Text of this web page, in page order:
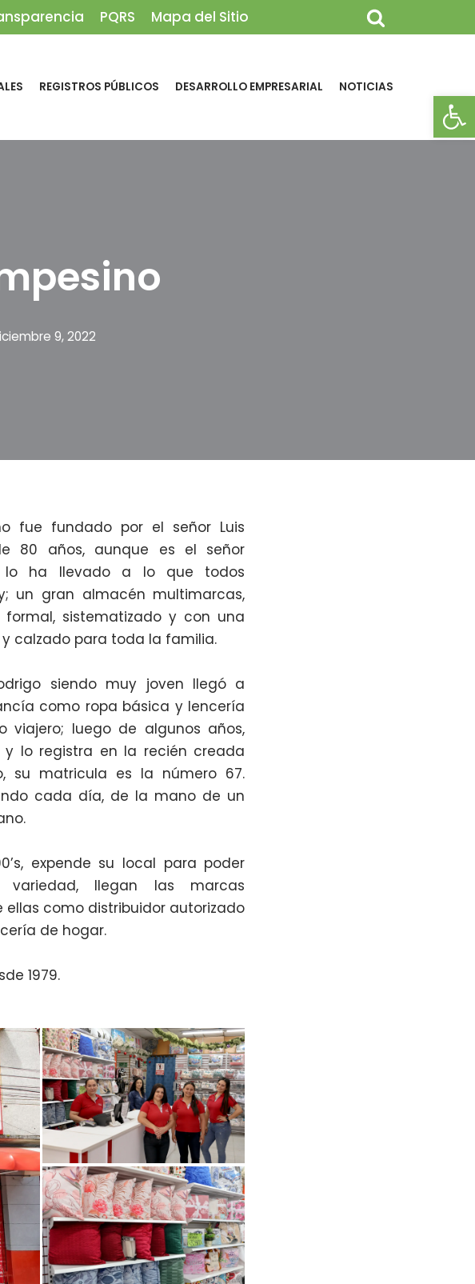
PQRS Mapa del Sitio
REGISTROS PÚBLICOS DESARROLLO EMPRESARIAL NOTICIAS
9, 2022
fue fundado por el señor Luis
80 años, aunque es el señor
lo ha llevado a lo que todos
un gran almacén multimarcas,
sistematizado y con una
calzado para toda la familia.
siendo muy joven llegó a
como ropa básica y lencería
viajero; luego de algunos años,
y lo registra en la recién creada
su matricula es la número 67.
cada día, de la mano de un
expende su local para poder
llegan las marcas
ellas como distribuidor autorizado
de hogar.
1979.